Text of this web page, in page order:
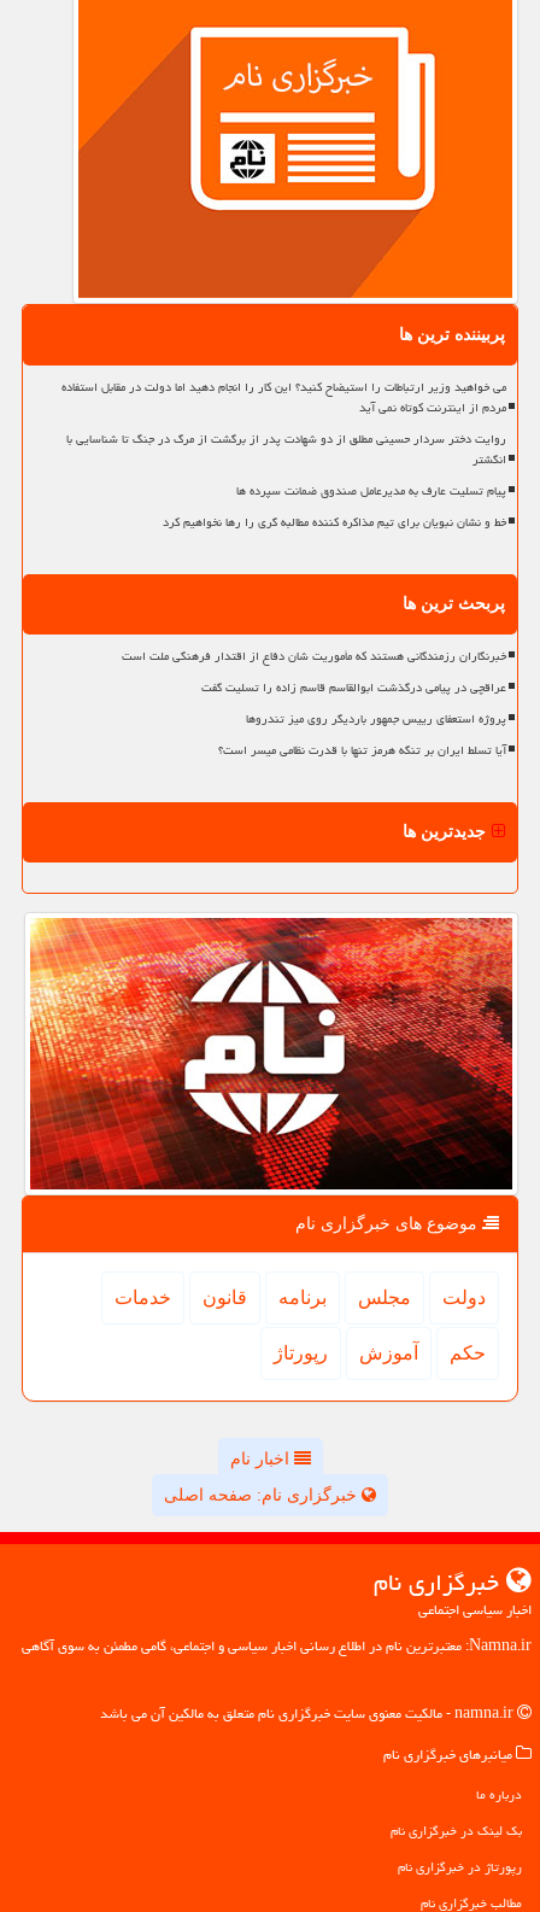
پربیننده ترین ها
می خواهید وزیر ارتباطات را استیضاح کنید؟ این کار را انجام دهید اما دولت در مقابل استفاده
مردم از اینترنت کوتاه نمی آید
روایت دختر سردار حسینی مطلق از دو شهادت پدر از برگشت از مرگ در جنگ تا شناسایی با
انگشتر
پیام تسلیت عارف به مدیرعامل صندوق ضمانت سپرده ها
خط و نشان نبویان برای تیم مذاکره کننده مطالبه گری را رها نخواهیم کرد
پربحث ترین ها
خبرنگاران رزمندگانی هستند که مأموریت شان دفاع از اقتدار فرهنگی ملت است
عراقچی در پیامی درگذشت ابوالقاسم قاسم زاده را تسلیت گفت
پروژه استعفای رییس جمهور باردیگر روی میز تندروها
آیا تسلط ایران بر تنگه هرمز تنها با قدرت نظامی میسر است؟
جدیدترین ها
موضوع های خبرگزاری نام
دولت مجلس برنامه قانون خدمات
حكم آموزش رپورتاژ
اخبار نام
خبرگزاری نام: صفحه اصلی
خبرگزاری نام
اخبار سیاسی اجتماعی
Namna.ir: معتبرترین نام در اطلاع رسانی اخبار سیاسی و اجتماعی، گامی مطمئن به سوی آگاهی
میانبرهای خبرگزاری نام
درباره ما
بک لینک در خبرگزاری نام
رپورتاژ در خبرگزاری نام
مطالب خبرگزاری نام